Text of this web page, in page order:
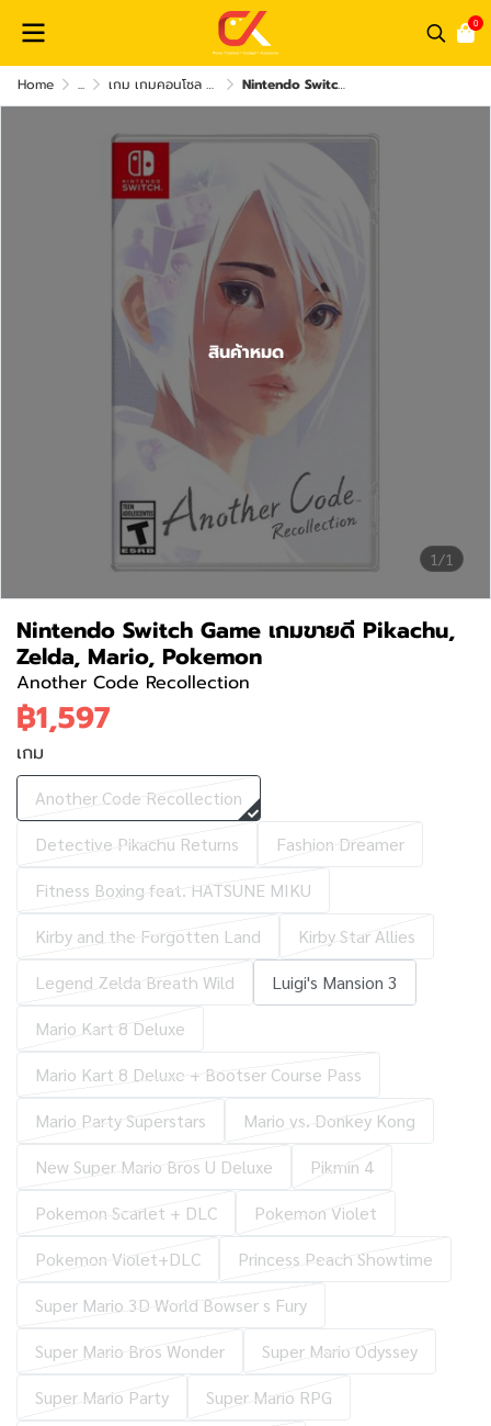
0
Home ... เกม เกมคอนโซล และอุปกรณ์เสริมอื่น ๆ Nintendo Switch Game เกมขายดี Pikachu, Zelda, Mario, Pokemon
1/1
สินค้าหมด
Nintendo Switch Game เกมขายดี Pikachu,
Zelda, Mario, Pokemon
Another Code Recollection
฿1,597
เกม
Another Code Recollection
Detective Pikachu Returns
Fashion Dreamer
Fitness Boxing feat. HATSUNE MIKU
Kirby and the Forgotten Land
Kirby Star Allies
Legend Zelda Breath Wild
Luigi's Mansion 3
Mario Kart 8 Deluxe
Mario Kart 8 Deluxe + Bootser Course Pass
Mario Party Superstars
Mario vs. Donkey Kong
New Super Mario Bros U Deluxe
Pikmin 4
Pokemon Scarlet + DLC
Pokemon Violet
Pokemon Violet+DLC
Princess Peach Showtime
Super Mario 3D World Bowser s Fury
Super Mario Bros Wonder
Super Mario Odyssey
Super Mario Party
Super Mario RPG